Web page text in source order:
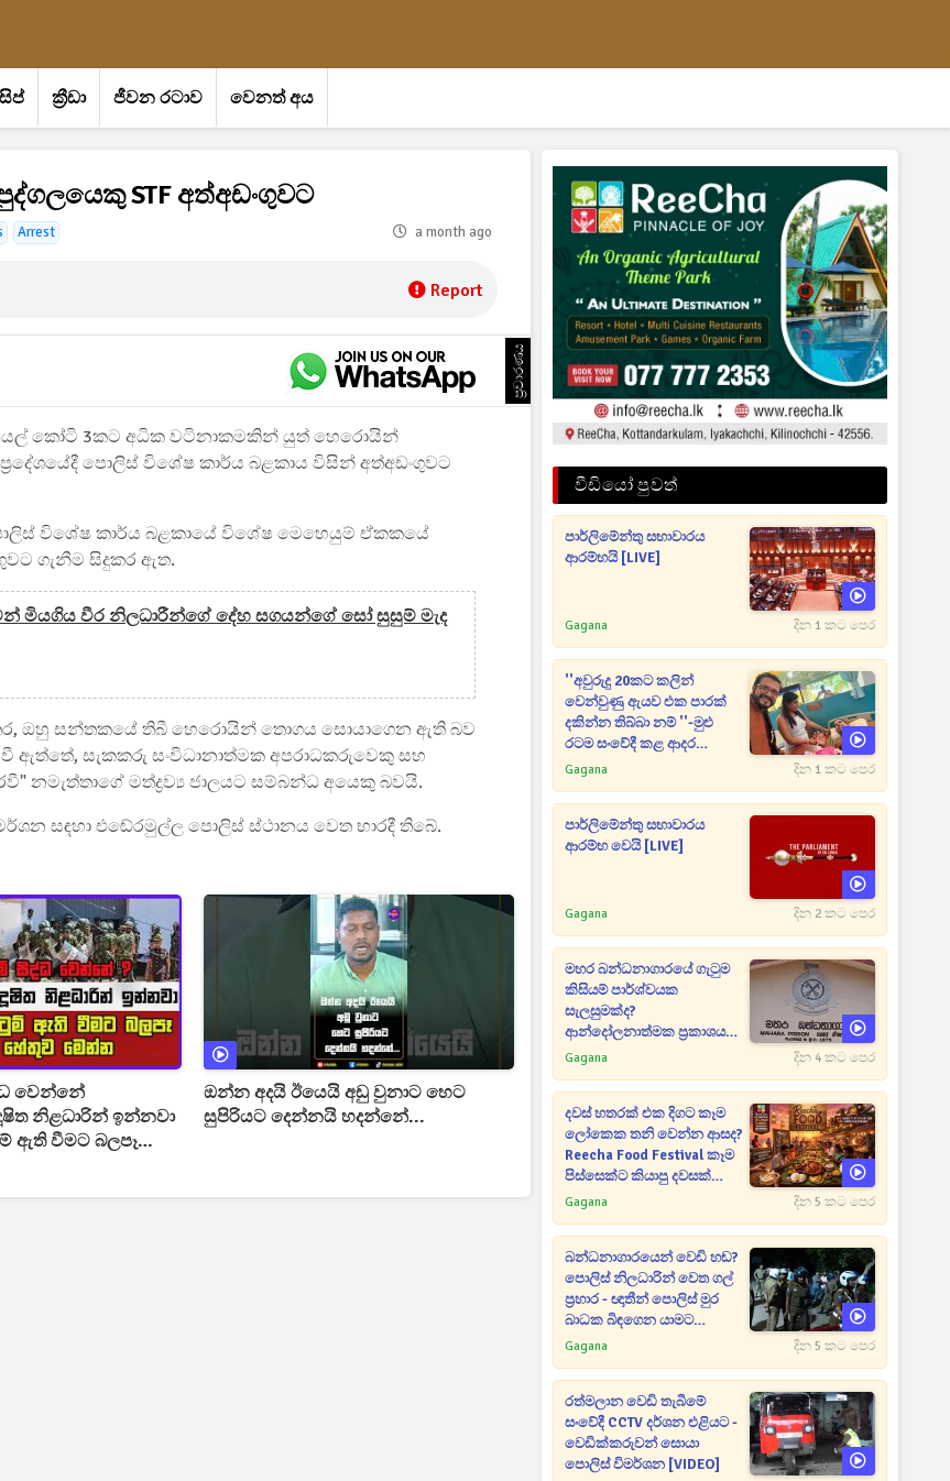
ක්‍රීඩා ජීවන රටාව වෙනත් අය
STF අත්අඩංගුවට
Arrest a month ago
Report
ප්‍රචාරණය
කෝටි 3කට අධික වටිනාකමකින් යුත් හෙරොයින්
පොලිස් විශේෂ කාර්ය බළකාය විසින් අත්අඩංගුවට
විශේෂ කාර්ය බළකායේ විශේෂ මෙහෙයුම් ඒකකයේ
ගැනීම සිදුකර ඇත.
මියගිය වීර නිලධාරීන්ගේ දේහ සගයන්ගේ සෝ සුසුම් මැද
ඔහු සන්තකයේ තිබී හෙරොයින් තොගය සොයාගෙන ඇති බව
සැකකරු සංවිධානාත්මක අපරාධකරුවෙකු සහ
නමැත්තාගේ මත්ද්‍රව්‍ය ජාලයට සම්බන්ධ අයෙකු බවයි.
සඳහා එඬේරමුල්ල පොලිස් ස්ථානය වෙත භාරදී තිබේ.
වෙන්නේ
නිළධාරින් ඉන්නවා
ඇති වීමට බලපෑ
ඔන්න අදයි ඊයෙයි අඩු වුනාට හෙට
සුපිරියට දෙන්නයි හදන්නේ...
වීඩියෝ පුවත්
පාර්ලිමේන්තු සභාවාරය
ආරම්භයි [LIVE]
Gagana දින 1 කට පෙර
''අවුරුදු 20කට කලින්
වෙන්වුණු ඇයව එක පාරක්
දකින්න තිබ්බා නම් ''-මුළු
රටම සංවේදී කළ ආදර
අමරණීය මතකය
Gagana දින 1 කට පෙර
පාර්ලිමේන්තු සභාවාරය
ආරම්භ වෙයි [LIVE]
Gagana දින 2 කට පෙර
මහර බන්ධනාගාරයේ ගැටුම
කිසියම් පාර්ශ්වයක
සැලසුමක්ද?
ආන්දෝලනාත්මක ප්‍රකාශයක්
එළියට [VIDEO]
Gagana දින 4 කට පෙර
දවස් හතරක් එක දිගට කෑම
ලෝකෙක තනි වෙන්න ආසද?
Reecha Food Festival කෑම
පිස්සෙක්ට කියාපු දවසක්
මෙන්න
Gagana දින 5 කට පෙර
බන්ධනාගාරයෙන් වෙඩි හඬ?
පොලිස් නිලධාරින් වෙත ගල්
ප්‍රහාර - ඥාතීන් පොලිස් මුර
බාධක බිඳගෙන යාමට
උත්සාහයක [VIDEO]
Gagana දින 5 කට පෙර
රත්මලාන වෙඩි තැබීමේ
සංවේදී CCTV දර්ශන එළියට -
වෙඩික්කරුවන් සොයා
පොලිස් විමර්ශන [VIDEO]